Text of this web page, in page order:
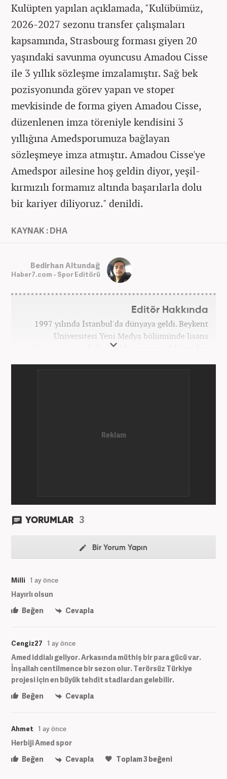
Kulüpten yapılan açıklamada, "Kulübümüz,
2026-2027 sezonu transfer çalışmaları
kapsamında, Strasbourg forması giyen 20
yaşındaki savunma oyuncusu Amadou Cisse
ile 3 yıllık sözleşme imzalamıştır. Sağ bek
pozisyonunda görev yapan ve stoper
mevkisinde de forma giyen Amadou Cisse,
düzenlenen imza töreniyle kendisini 3
yıllığına Amedsporumuza bağlayan
sözleşmeye imza atmıştır. Amadou Cisse'ye
Amedspor ailesine hoş geldin diyor, yeşil-
kırmızılı formamız altında başarılarla dolu
bir kariyer diliyoruz." denildi.
KAYNAK : DHA
Bedirhan Altundağ
Haber7.com - Spor Editörü
Editör Hakkında
1997 yılında İstanbul'da dünyaya geldi. Beykent
Üniversitesi Yeni Medya bölümünde lisans
eğitimini tamamladı. Okuldan mezun olduğundan
YORUMLAR 3
Bir Yorum Yapın
Milli 1 ay önce
Hayırlı olsun
Beğen
Cevapla
Cengiz27 1 ay önce
Amed iddialı geliyor. Arkasında müthiş bir para gücü var.
İnşallah centilmence bir sezon olur. Terörsüz Türkiye
projesi için en büyük tehdit stadlardan gelebilir.
Beğen
Cevapla
Ahmet 1 ay önce
Herbiji Amed spor
Beğen
Cevapla Toplam3beğeni